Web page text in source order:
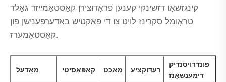
קינגזשאָו דזשינקי קענען פּראָדוצירן קאַסטאַמייזד גאָלד
טראָומל סקרינז לויט צו די פאַקטיש באדערפענישן פון
קאַסטאַמערז.
מאָדעל קאַפּאַסיטי מאַכט רעדוקציע
פונדרויסנדיק
דימענשאַנז